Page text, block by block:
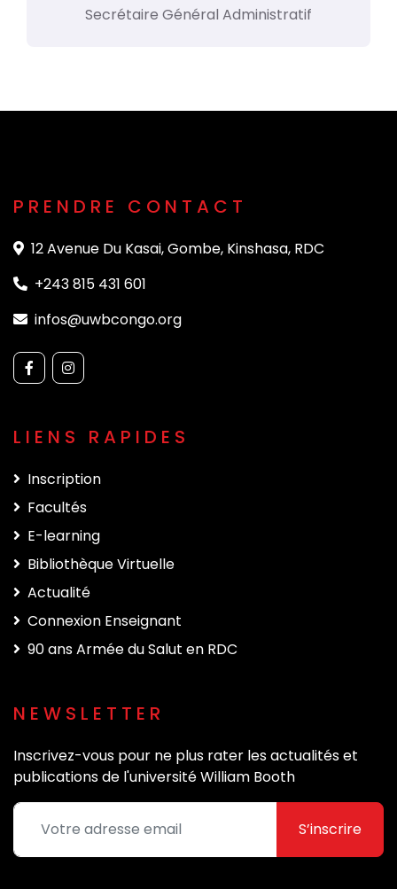
Secrétaire Général Administratif
PRENDRE CONTACT
12 Avenue Du Kasai, Gombe, Kinshasa, RDC
+243 815 431 601
infos@uwbcongo.org
LIENS RAPIDES
Inscription
Facultés
E-learning
Bibliothèque Virtuelle
Actualité
Connexion Enseignant
90 ans Armée du Salut en RDC
NEWSLETTER
Inscrivez-vous pour ne plus rater les actualités et
publications de l'université William Booth
S’inscrire